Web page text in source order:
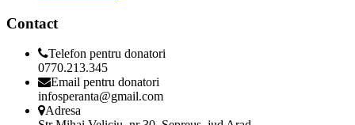
Contact
Telefon pentru donatori
0770.213.345
Email pentru donatori
infosperanta@gmail.com
Adresa